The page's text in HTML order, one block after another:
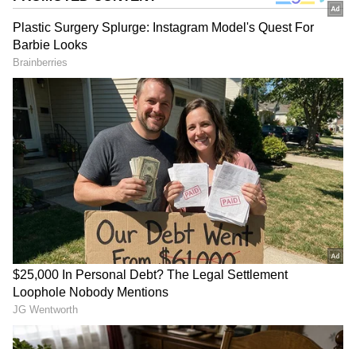
DOWNLOAD APP